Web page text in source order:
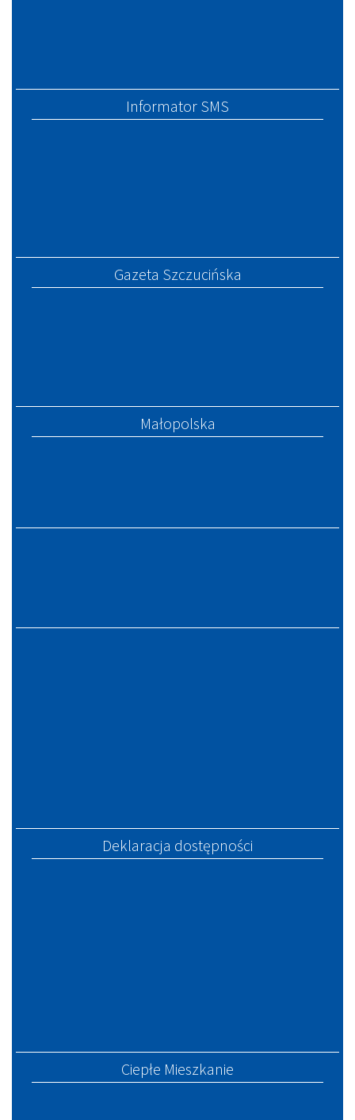
Informator SMS
Gazeta Szczucińska
Małopolska
Deklaracja dostępności
Ciepłe Mieszkanie